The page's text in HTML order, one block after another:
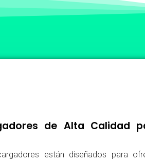
de Alta Calidad
están diseñados para